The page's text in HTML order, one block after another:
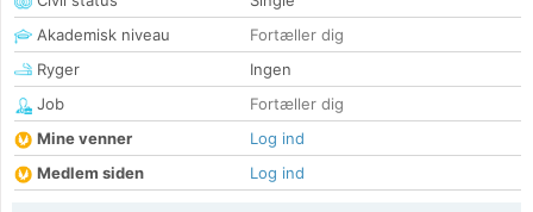
Akademisk niveau
Fortæller dig
Ryger
Ingen
Job
Fortæller dig
Mine venner
Log ind
Medlem siden
Log ind